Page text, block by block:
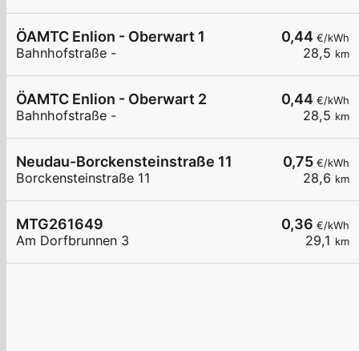
0,44 €/kWh
28,5 km
ÖAMTC Enlion - Oberwart 1
Bahnhofstraße -
0,44 €/kWh
28,5 km
ÖAMTC Enlion - Oberwart 2
Bahnhofstraße -
0,75 €/kWh
28,6 km
Neudau-Borckensteinstraße 11
Borckensteinstraße 11
0,36 €/kWh
29,1 km
MTG261649
Am Dorfbrunnen 3